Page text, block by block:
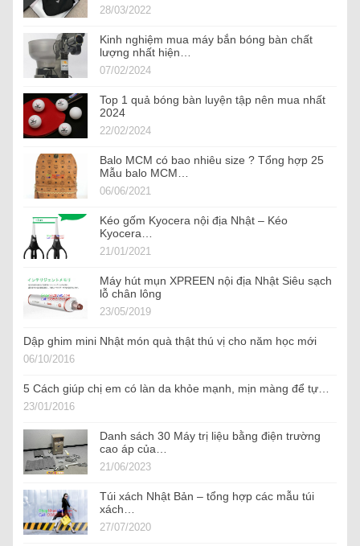
28/03/2022
Kinh nghiệm mua máy bắn bóng bàn chất
lượng nhất hiện…
07/02/2024
Top 1 quả bóng bàn luyện tập nên mua nhất
2024
22/02/2024
Balo MCM có bao nhiêu size ? Tổng hợp 25
Mẫu balo MCM…
06/06/2021
Kéo gốm Kyocera nội địa Nhật – Kéo
Kyocera…
21/01/2021
Máy hút mụn XPREEN nội địa Nhật Siêu sạch
lỗ chân lông
23/05/2019
Dập ghim mini Nhật món quà thật thú vị cho năm học mới
06/10/2016
5 Cách giúp chị em có làn da khỏe mạnh, mịn màng để tự…
23/01/2016
Danh sách 30 Máy trị liệu bằng điện trường
cao áp của…
21/06/2023
Túi xách Nhật Bản – tổng hợp các mẫu túi
xách…
27/07/2020